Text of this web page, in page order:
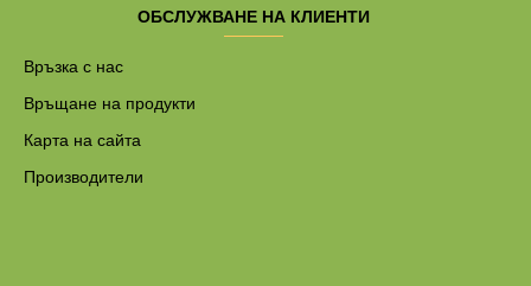
ОБСЛУЖВАНЕ НА КЛИЕНТИ
Връзка с нас
Връщане на продукти
Карта на сайта
Производители